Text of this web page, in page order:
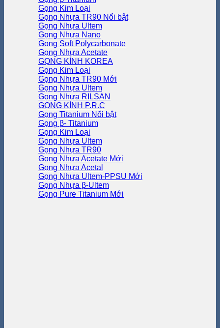
Gọng Kim Loại
Gọng Nhựa TR90
Gọng Nhựa Ultem
Gọng Nhựa Nano
Gọng Soft Polycarbonate
Gọng Nhựa Acetate
GỌNG KÍNH KOREA
Gọng Kim Loại
Gọng Nhựa TR90
Gọng Nhựa Ultem
Gọng Nhựa RILSAN
GỌNG KÍNH P.R.C
Gọng Titanium
Gọng β- Titanium
Gọng Kim Loại
Gọng Nhựa Ultem
Gọng Nhựa TR90
Gọng Nhựa Acetate
Gọng Nhựa Acetal
Gọng Nhựa Ultem-PPSU
Gọng Nhựa β-Ultem
Gọng Pure Titanium